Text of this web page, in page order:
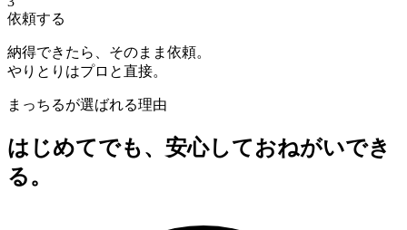
依頼する
納得できたら、そのまま依頼。
やりとりはプロと直接。
まっちるが選ばれる理由
はじめてでも、安心しておねがいでき
る。